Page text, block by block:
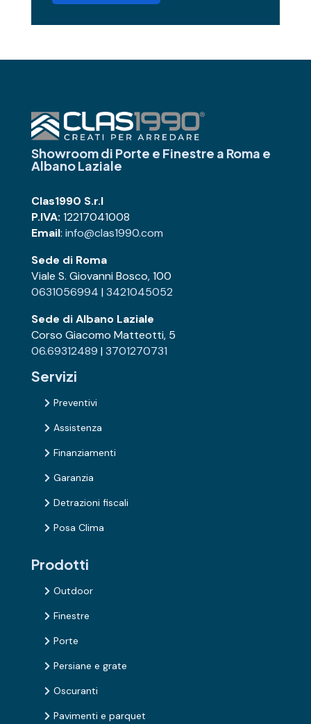
Showroom di Porte e Finestre a Roma e
Albano Laziale
Clas1990 S.r.l
P.IVA: 12217041008
Email: info@clas1990.com
Sede di Roma
Viale S. Giovanni Bosco, 100
0631056994 | 3421045052
Sede di Albano Laziale
Corso Giacomo Matteotti, 5
06.69312489 | 3701270731
Servizi
 Preventivi
 Assistenza
 Finanziamenti
 Garanzia
 Detrazioni fiscali
 Posa Clima
Prodotti
 Outdoor
 Finestre
 Porte
 Persiane e grate
 Oscuranti
 Pavimenti e parquet